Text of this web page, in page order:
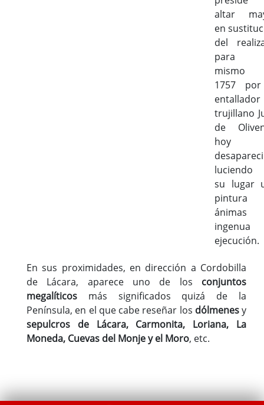
altar
en
del
para
mismo
1757
entallador
trujillano
de
hoy
luciendo
su lugar
pintura
ánimas
ingenua
ejecución.
En sus proximidades, en dirección a Cordobilla
de Lácara, aparece uno de los conjuntos
megalíticos más significados quizá de la
Península, en el que cabe reseñar los dólmenesy
sepulcros de Lácara, Carmonita, Loriana, La
Moneda, Cuevas del Monje y el Moro, etc.